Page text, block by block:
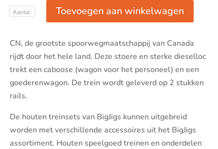
Goederentrein
aantal
Toevoegen aan winkelwagen
CN, de grootste spoorwegmaatschappij van Canada
rijdt door het hele land. Deze stoere en sterke dieselloc
trekt een caboose (wagon voor het personeel) en een
goederenwagon. De trein wordt geleverd op 2 stukken
rails.
De houten treinsets van BigJigs kunnen uitgebreid
worden met verschillende accessoires uit het BigJigs
assortiment. Houten speelgoed treinen en onderdelen